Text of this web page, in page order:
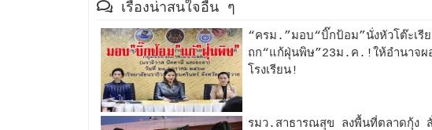
เรื่องน่าสนใจอื่น ๆ
“ครม.”มอบ“บิ๊กป้อม”นั่งหัวโต๊ะเรี
ถก“แก้ฝุ่นพิษ”23ม.ค.!ให้อำนาจผ
โรงเรียน!
รมว.สาธารณสุข ลงพื้นที่ตลาดกุ้ง สั่